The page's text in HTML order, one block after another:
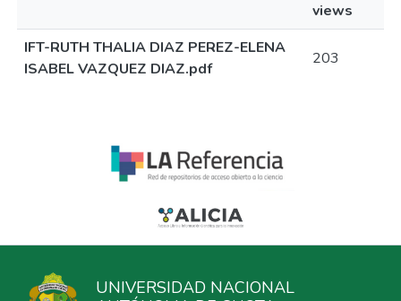
views
IFT-RUTH THALIA DIAZ PEREZ-ELENA
ISABEL VAZQUEZ DIAZ.pdf
203
UNIVERSIDAD NACIONAL